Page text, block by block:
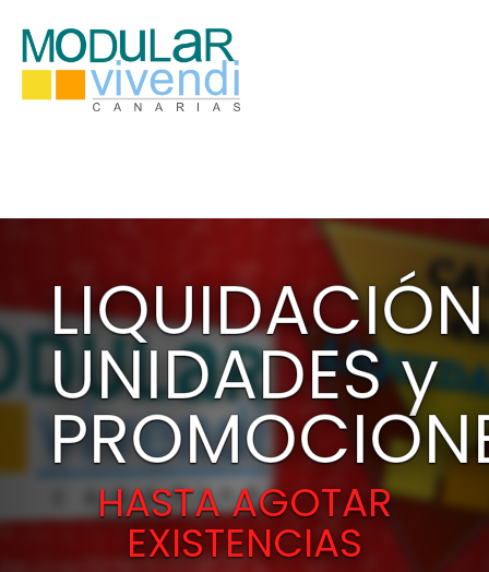
LIQUIDACIÓN
UNIDADES y
HASTA AGOTAR
EXISTENCIAS